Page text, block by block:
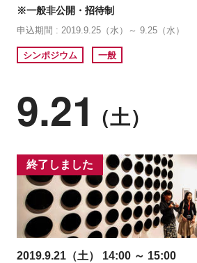
※一般非公開・招待制
申込期間 : 2019.9.25（水）～ 9.25（水）
シンポジウム 一般
9.21 （土）
終了しました
2019.9.21（土） 14:00 ～ 15:00